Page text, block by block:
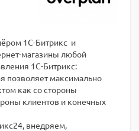
1С-Битрикс и
магазины любой
1С-Битрикс:
позволяет максимально
как со стороны
клиентов и конечных
внедряем,